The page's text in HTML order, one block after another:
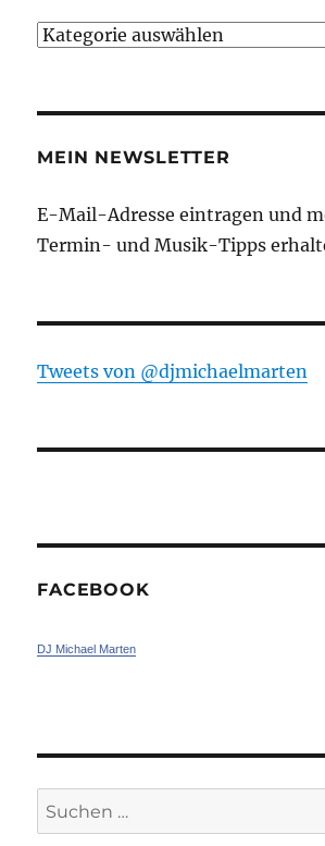
Kategorien
MEIN NEWSLETTER
E-Mail-Adresse eintragen und
Termin- und Musik-Tipps
Tweets von ‎@djmichaelmarten
FACEBOOK
DJ Michael Marten
Suchen
nach: